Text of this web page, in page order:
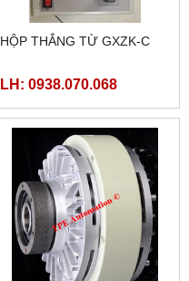
HỘP THẮNG TỪ GXZK-C
LH: 0938.070.068